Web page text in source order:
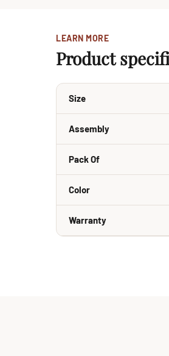
LEARN MORE
Product
Size
Assembly
Pack Of
Color
Warranty